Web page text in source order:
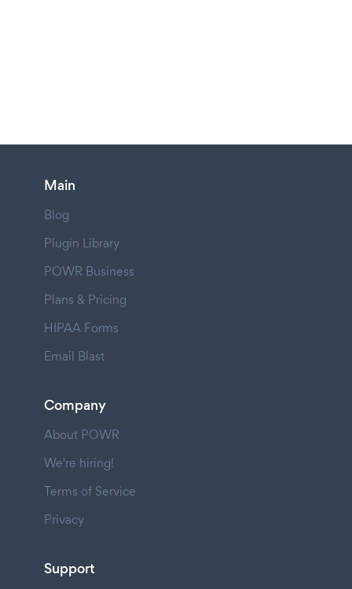
Main
Blog
Plugin Library
POWR Business
Plans & Pricing
HIPAA Forms
Email Blast
Company
About POWR
We're hiring!
Terms of Service
Privacy
Support